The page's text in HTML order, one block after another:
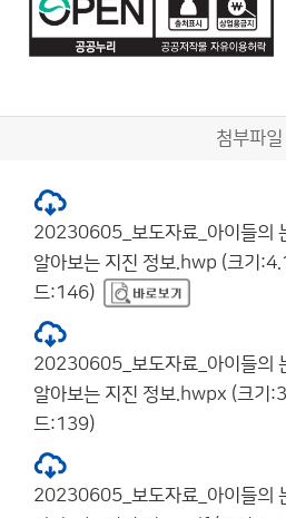
첨부파일
20230605_보도자료_아이들의
알아보는 지진 정보.hwp (크기
드:146)
20230605_보도자료_아이들의
알아보는 지진 정보.hwpx (크기
드:139)
20230605_보도자료_아이들의